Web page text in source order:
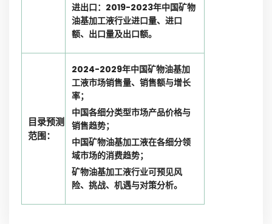
进出口：2019-2023年中国矿物
油基加工液行业进口量、进口
额、出口量及出口额。
目录预测
范围：
2024-2029年中国矿物油基加
工液市场销售量、销售额与增长
率；
中国各细分类型市场产品价格与
销售趋势；
中国矿物油基加工液在各细分领
域市场的消费趋势；
矿物油基加工液行业可预见风
险、挑战、机遇与对策分析。